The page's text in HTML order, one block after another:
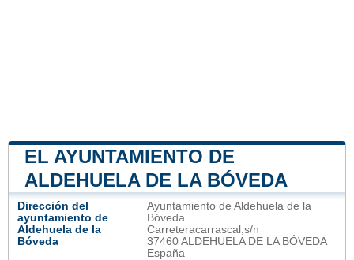
EL AYUNTAMIENTO DE
ALDEHUELA DE LA BÓVEDA
Dirección del
ayuntamiento de
Aldehuela de la
Bóveda
Ayuntamiento de Aldehuela de la
Bóveda
Carreteracarrascal,s/n
37460 ALDEHUELA DE LA BÓVEDA
España